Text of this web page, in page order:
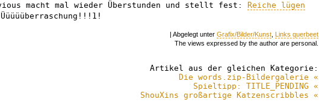
macht mal wieder Überstunden und stellt fest:
Reiche lügen
Üüüüüberraschung!!!1!
| Abgelegt unter Grafix/Bilder/Kunst Links querbeet
The views expressed by the author are personal.
Artikel aus der gleichen Kategorie:
Die words.zip-Bildergalerie «
Spieltipp: TITLE_PENDING «
ShouXins großartige Katzenscribbles «